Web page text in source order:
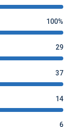
100%
29
37
14
6